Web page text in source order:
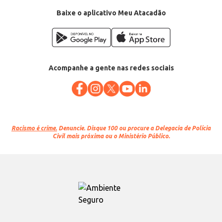
Baixe o aplicativo Meu Atacadão
Acompanhe a gente nas redes sociais
Racismo é crime. Denuncie. Disque 100 ou procure a Delegacia de Polícia
Civil mais próxima ou o Ministério Público.